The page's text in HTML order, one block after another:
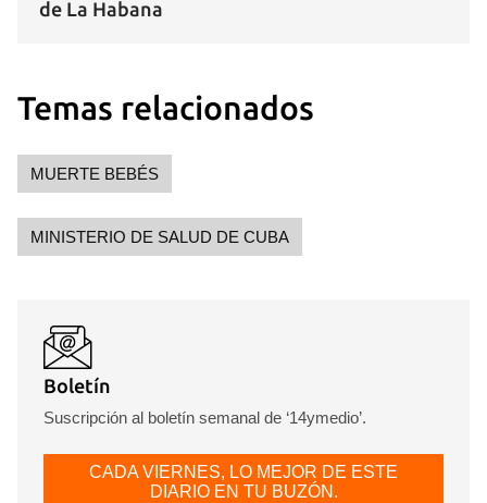
de La Habana
Temas relacionados
MUERTE BEBÉS
MINISTERIO DE SALUD DE CUBA
Boletín
Suscripción al boletín semanal de ‘14ymedio’.
CADA VIERNES, LO MEJOR DE ESTE
DIARIO EN TU BUZÓN.